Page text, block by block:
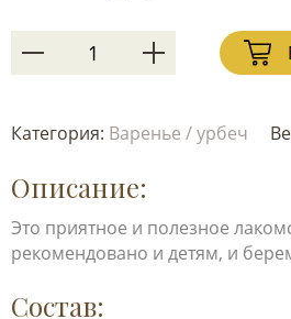
Категория: Варенье / урбеч
Описание:
Это приятное и полезное
рекомендовано и детям, и
Состав: